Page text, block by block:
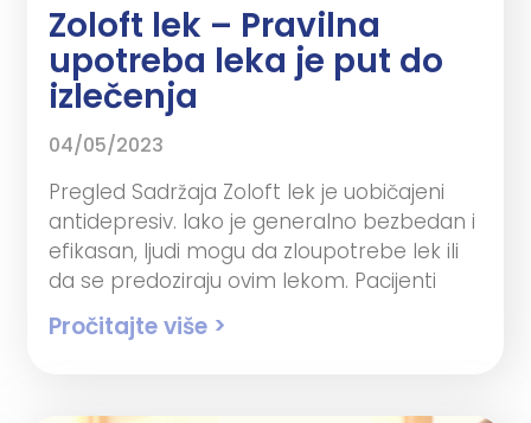
Zoloft lek – Pravilna
upotreba leka je put do
izlečenja
04/05/2023
Pregled Sadržaja Zoloft lek je uobičajeni
antidepresiv. Iako je generalno bezbedan i
efikasan, ljudi mogu da zloupotrebe lek ili
da se predoziraju ovim lekom. Pacijenti
Pročitajte više >